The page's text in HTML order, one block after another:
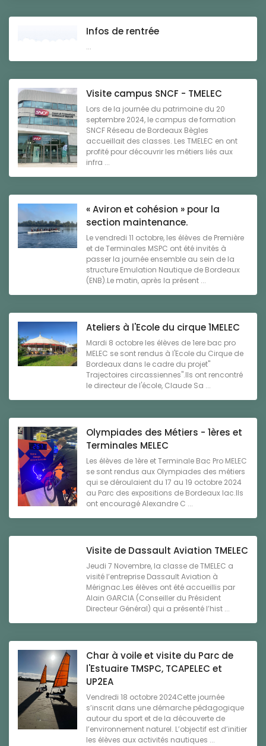
Infos de rentrée
...
Visite campus SNCF - TMELEC
Lors de la journée du patrimoine du 20
septembre 2024, le campus de formation
SNCF Réseau de Bordeaux Bègles
accueillait des classes. Les TMELEC en ont
profité pour découvrir les métiers liés aux
infra ...
« Aviron et cohésion » pour la
section maintenance.
Le vendredi 11 octobre, les élèves de Première
et de Terminales MSPC ont été invités à
passer la journée ensemble au sein de la
structure Emulation Nautique de Bordeaux
(ENB).Le matin, après la présent ...
Ateliers à l'Ecole du cirque 1MELEC
Mardi 8 octobre les élèves de 1ere bac pro
MELEC se sont rendus à l'Ecole du Cirque de
Bordeaux dans le cadre du projet"
Trajectoires circassiennes".Ils ont rencontré
le directeur de l'école, Claude Sa ...
Olympiades des Métiers - 1ères et
Terminales MELEC
Les élèves de 1ère et Terminale Bac Pro MELEC
se sont rendus aux Olympiades des métiers
qui se déroulaient du 17 au 19 octobre 2024
au Parc des expositions de Bordeaux lac.Ils
ont encouragé Alexandre C ...
Visite de Dassault Aviation TMELEC
Jeudi 7 Novembre, la classe de TMELEC a
visité l’entreprise Dassault Aviation à
Mérignac.Les élèves ont été accueillis par
Alain GARCIA (Conseiller du Président
Directeur Général) qui a présenté l’hist ...
Char à voile et visite du Parc de
l'Estuaire TMSPC, TCAPELEC et
UP2EA
Vendredi 18 octobre 2024Cette journée
s’inscrit dans une démarche pédagogique
autour du sport et de la découverte de
l’environnement naturel. L’objectif est d’initier
les élèves aux activités nautiques ...